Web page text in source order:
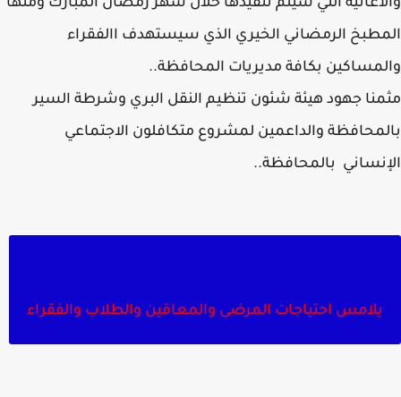
التي سيتم تنفيذها خلال شهر رمضان المبارك ومنها
الرمضاني الخيري الذي سيستهدف االفقراء
بكافة مديريات المحافظة..
جهود هيئة شئون تنظيم النقل البري وشرطة السير
والداعمين لمشروع متكافلون الاجتماعي
بالمحافظة..
يلامس احتياجات المرضى والمعاقين والطلاب والفقراء